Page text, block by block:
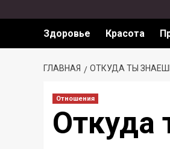
Здоровье Красота
ГЛАВНАЯ ОТКУДА ТЫ
Отношения
Откуда